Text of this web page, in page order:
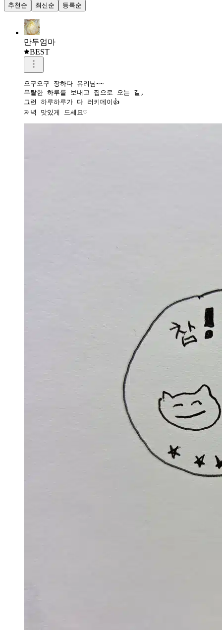
추천순
최신순 등록순
만두엄마
BEST
오구오구 장하다 유리님~~
무탈한 하루를 보내고 집으로 오는 길,
그런 하루하루가 다 러키데이👍
저녁 맛있게 드세요♡